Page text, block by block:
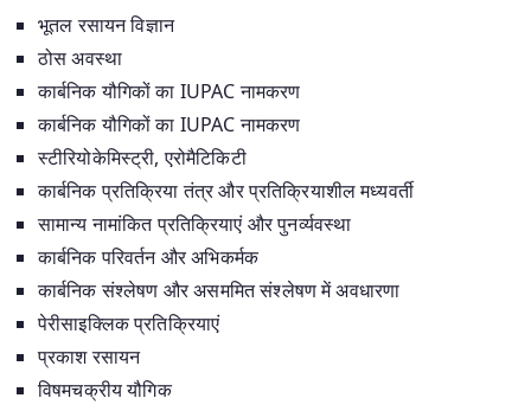
भूतल रसायन विज्ञान
ठोस अवस्था
कार्बनिक यौगिकों का IUPAC नामकरण
कार्बनिक यौगिकों का IUPAC नामकरण
स्टीरियोकेमिस्ट्री, एरोमैटिकिटी
कार्बनिक प्रतिक्रिया तंत्र और प्रतिक्रियाशील मध्यवर्ती
सामान्य नामांकित प्रतिक्रियाएं और पुनर्व्यवस्था
कार्बनिक परिवर्तन और अभिकर्मक
कार्बनिक संश्लेषण और असममित संश्लेषण में अवधारणा
पेरीसाइक्लिक प्रतिक्रियाएं
प्रकाश रसायन
विषमचक्रीय यौगिक